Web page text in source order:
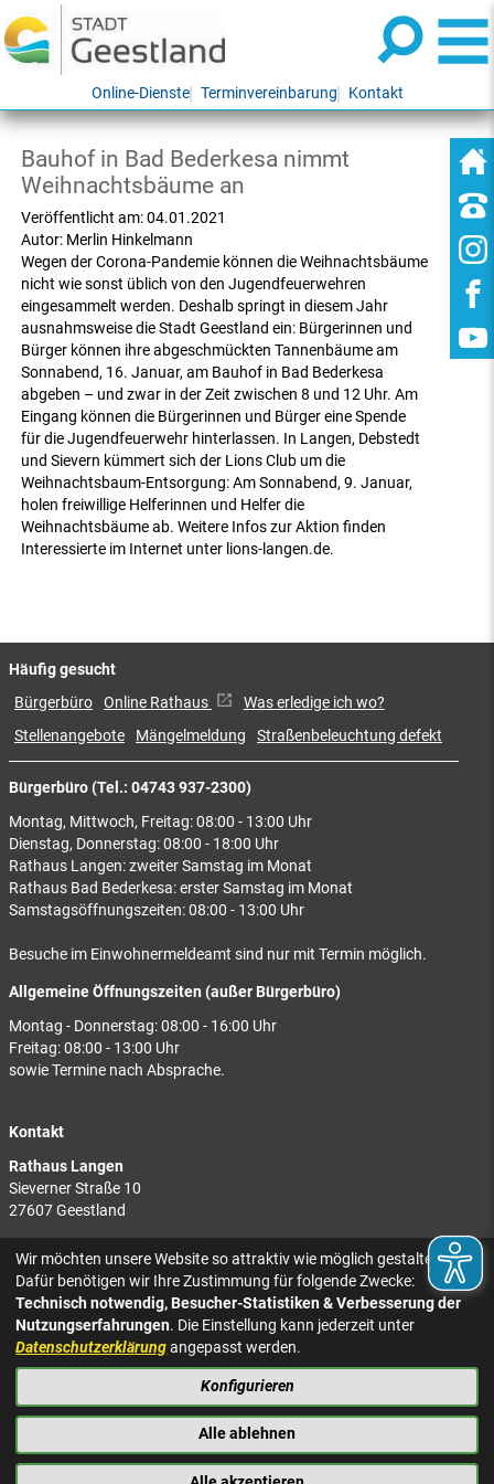
Online-Dienste Terminvereinbarung Kontakt
Bauhof in Bad Bederkesa nimmt
Weihnachtsbäume an
Veröffentlicht am:04.01.2021
Autor: Merlin Hinkelmann
Wegen der Corona-Pandemie können die Weihnachtsbäume
nicht wie sonst üblich von den Jugendfeuerwehren
eingesammelt werden. Deshalb springt in diesem Jahr
ausnahmsweise die Stadt Geestland ein: Bürgerinnen und
Bürger können ihre abgeschmückten Tannenbäume am
Sonnabend, 16. Januar, am Bauhof in Bad Bederkesa
abgeben – und zwar in der Zeit zwischen 8 und 12 Uhr. Am
Eingang können die Bürgerinnen und Bürger eine Spende
für die Jugendfeuerwehr hinterlassen. In Langen, Debstedt
und Sievern kümmert sich der Lions Club um die
Weihnachtsbaum-Entsorgung: Am Sonnabend, 9. Januar,
holen freiwillige Helferinnen und Helfer die
Weihnachtsbäume ab. Weitere Infos zur Aktion finden
Interessierte im Internet unter lions-langen.de.
Bürgerbüro (Tel.: 04743 937-2300)
Montag, Mittwoch, Freitag: 08:00 - 13:00 Uhr
Dienstag, Donnerstag: 08:00 - 18:00 Uhr
Rathaus Langen: zweiter Samstag im Monat
Rathaus Bad Bederkesa: erster Samstag im Monat
Samstagsöffnungszeiten: 08:00 - 13:00 Uhr
Besuche im Einwohnermeldeamt sind nur mit Termin möglich.
Allgemeine Öffnungszeiten (außer Bürgerbüro)
Montag - Donnerstag: 08:00 - 16:00 Uhr
Freitag: 08:00 - 13:00 Uhr
sowie Termine nach Absprache.
Kontakt
Rathaus Langen
Sieverner Straße 10
27607 Geestland
Rathaus Bad Bederkesa
Am Markt 8
27624 Geestland
Tel.: 04743 937-2300
Häufig gesucht
Bürgerbüro Online Rathaus
Was erledige ich wo?
Stellenangebote
Mängelmeldung Straßenbeleuchtung defekt
KONTAKT
IMPRESSUM
BARRIEREFREIHEIT
NACH OBEN
Wir möchten unsere Website so attraktiv wie möglich gestalten.
Dafür benötigen wir Ihre Zustimmung für folgende Zwecke:
Technisch notwendig, Besucher-Statistiken & Verbesserung der
Nutzungserfahrungen. Die Einstellung kann jederzeit unter
Datenschutzerklärungangepasst werden.
Konfigurieren
Alle ablehnen